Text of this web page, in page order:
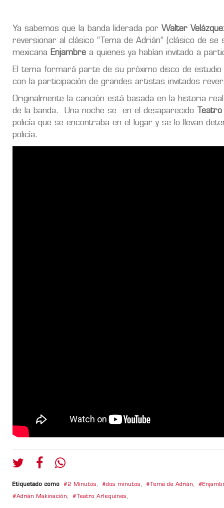
Ya sabemos que la banda liderada por Walter
reversionar al clásico “Tema de Adrián” (clásico de se
mexicana Enjambre a quienes ya habían invitado a
El tema formará parte de su próximo disco de estudio
con la participación de grandes artistas invitados
Originalmente la canción está basada en la historia
de la banda.
Una noche se en el desaparecido
policía que se encontraba en el lugar y se lo llevan
policía.
Etiquetado como 2 Minutos, dos minutos, Tema de Adrián,
Adrián Makinación, Teatro Arlequines,